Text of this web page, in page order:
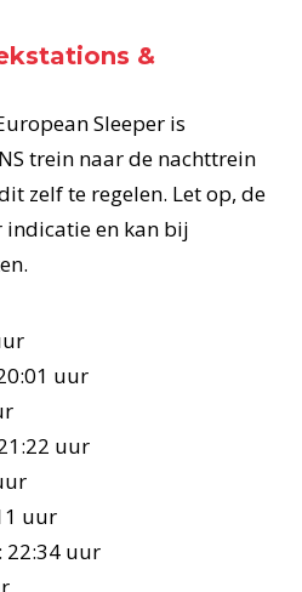
&
Sleeper is
trein naar de nachttrein
zelf te regelen. Let op, de
en kan bij
uur
uur
uur
22:34 uur